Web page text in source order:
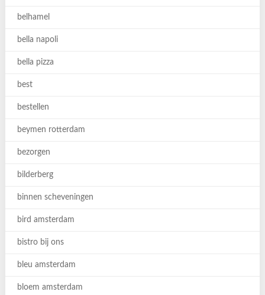
belhamel
bella napoli
bella pizza
best
bestellen
beymen rotterdam
bezorgen
bilderberg
binnen scheveningen
bird amsterdam
bistro bij ons
bleu amsterdam
bloem amsterdam